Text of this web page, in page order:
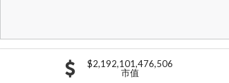
$2,192,101,476,506
市值